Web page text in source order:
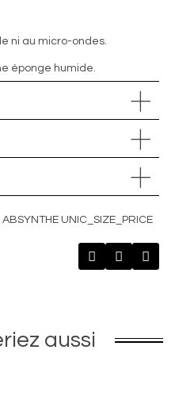
ni au micro-ondes.
éponge humide.
UNIC_SIZE_PRICE
aussi